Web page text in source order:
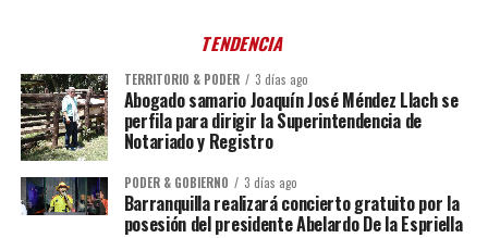
TENDENCIA
TERRITORIO & PODER 3 días ago
Abogado samario Joaquín José Méndez Llach se
perfila para dirigir la Superintendencia de
Notariado y Registro
PODER & GOBIERNO 3 días ago
Barranquilla realizará concierto gratuito por la
posesión del presidente Abelardo De la Espriella